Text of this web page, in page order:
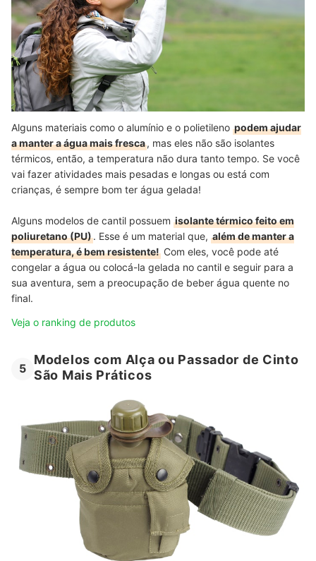
Alguns materiais como o alumínio e o polietileno podem ajudar
a manter a água mais fresca, mas eles não são isolantes
térmicos, então, a temperatura não dura tanto tempo. Se você
vai fazer atividades mais pesadas e longas ou está com
crianças, é sempre bom ter água gelada!
Alguns modelos de cantil possuem isolante térmico feito em
poliuretano (PU). Esse é um material que, além de manter a
temperatura, é bem resistente! Com eles, você pode até
congelar a água ou colocá-la gelada no cantil e seguir para a
sua aventura, sem a preocupação de beber água quente no
final.
Veja o ranking de produtos
5
Modelos com Alça ou Passador de Cinto
São Mais Práticos